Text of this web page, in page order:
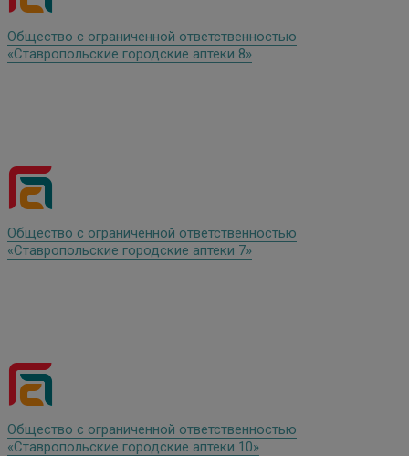
Общество с ограниченной ответственностью
«Ставропольские городские аптеки 8»
Общество с ограниченной ответственностью
«Ставропольские городские аптеки 7»
Общество с ограниченной ответственностью
«Ставропольские городские аптеки 10»